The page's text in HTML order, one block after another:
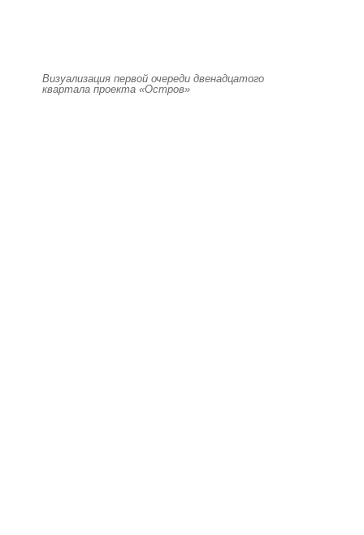
Визуализация первой очереди двенадцатого
квартала проекта «Остров»